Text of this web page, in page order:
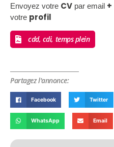
Envoyez votre CV par email +
votre profil
cdd, cdi, temps plein
Partagez l'annonce:
Facebook Twitter
WhatsApp Email